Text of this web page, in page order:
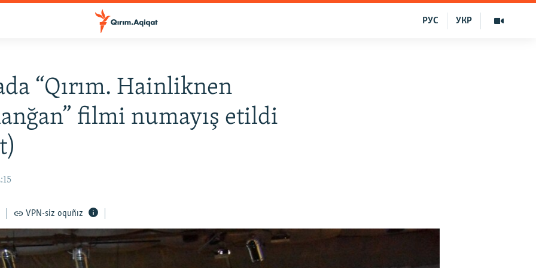
УКР
РУС
“Qırım. Hainliknen
filmi numayış etildi
VPN-siz oquñız